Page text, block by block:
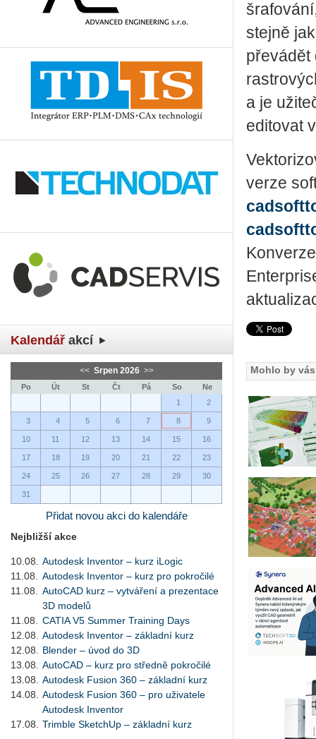
Kalendář akcí
<< Srpen 2026 >>
Po Út St Čt Pá So
Ne
1
2
3 4 5 6 7 8 9
10 11 12 13 14 15 16
17 18 19 20 21 22 23
24 25 26 27 28 29 30
31
Přidat novou akci do kalendáře
Nejbližší akce
10.08.
Autodesk Inventor – kurz iLogic
11.08.
Autodesk Inventor – kurz pro pokročilé
11.08.
AutoCAD kurz – vytváření a prezentace
3D modelů
11.08.
CATIA V5 Summer Training Days
12.08.
Autodesk Inventor – základní kurz
12.08.
Blender – úvod do 3D
13.08.
AutoCAD – kurz pro středně pokročilé
13.08.
Autodesk Fusion 360 – základní kurz
14.08.
Autodesk Fusion 360 – pro uživatele
Autodesk Inventor
17.08.
Trimble SketchUp – základní kurz
stejně
převádět
a je
editovat
verze
Mohlo by